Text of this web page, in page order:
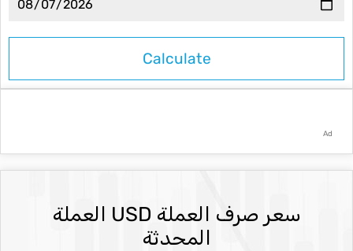
Ad
سعر صرف العملة USD العملة
المحدثة